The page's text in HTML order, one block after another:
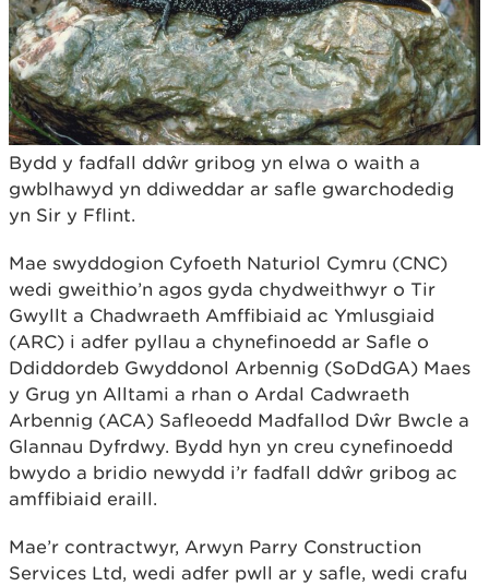
Bydd y fadfall ddŵr gribog yn elwa o waith a
gwblhawyd yn ddiweddar ar safle gwarchodedig
yn Sir y Fflint.
Mae swyddogion Cyfoeth Naturiol Cymru (CNC)
wedi gweithio’n agos gyda chydweithwyr o Tir
Gwyllt a Chadwraeth Amffibiaid ac Ymlusgiaid
(ARC) i adfer pyllau a chynefinoedd ar Safle o
Ddiddordeb Gwyddonol Arbennig (SoDdGA) Maes
y Grug yn Alltami a rhan o Ardal Cadwraeth
Arbennig (ACA) Safleoedd Madfallod Dŵr Bwcle a
Glannau Dyfrdwy. Bydd hyn yn creu cynefinoedd
bwydo a bridio newydd i’r fadfall ddŵr gribog ac
amffibiaid eraill.
Mae’r contractwyr, Arwyn Parry Construction
Services Ltd, wedi adfer pwll ar y safle, wedi crafu